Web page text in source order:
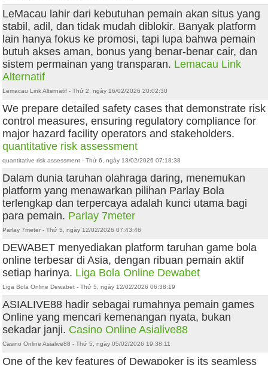
LeMacau lahir dari kebutuhan pemain akan situs yang
stabil, adil, dan tidak mudah diblokir. Banyak platform
lain hanya fokus ke promosi, tapi lupa bahwa pemain
butuh akses aman, bonus yang benar-benar cair, dan
sistem permainan yang transparan. Lemacau Link
Alternatif
Lemacau Link Alternatif - Thứ 2, ngày 16/02/2026 20:02:30
We prepare detailed safety cases that demonstrate risk
control measures, ensuring regulatory compliance for
major hazard facility operators and stakeholders.
quantitative risk assessment
quantitative risk assessment - Thứ 6, ngày 13/02/2026 07:18:38
Dalam dunia taruhan olahraga daring, menemukan
platform yang menawarkan pilihan Parlay Bola
terlengkap dan terpercaya adalah kunci utama bagi
para pemain. Parlay 7meter
Parlay 7meter - Thứ 5, ngày 12/02/2026 07:43:46
DEWABET menyediakan platform taruhan game bola
online terbesar di Asia, dengan ribuan pemain aktif
setiap harinya. Liga Bola Online Dewabet
Liga Bola Online Dewabet - Thứ 5, ngày 12/02/2026 06:38:19
ASIALIVE88 hadir sebagai rumahnya pemain games
Online yang mencari kemenangan nyata, bukan
sekadar janji. Casino Online Asialive88
Casino Online Asialive88 - Thứ 5, ngày 05/02/2026 19:38:11
One of the key features of Dewapoker is its seamless